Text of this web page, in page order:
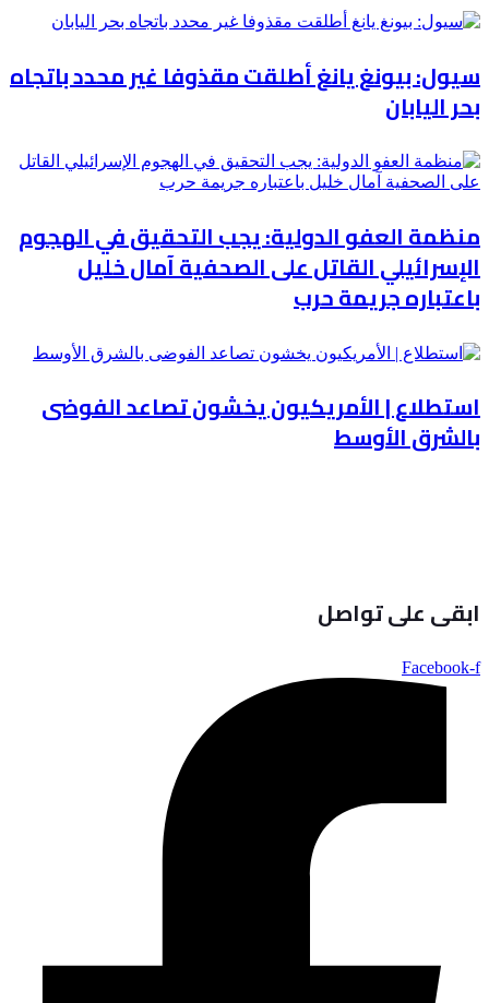
سيول: بيونغ يانغ أطلقت مقذوفا غير محدد باتجاه
بحر اليابان
منظمة العفو الدولية: يجب التحقيق في الهجوم
الإسرائيلي القاتل على الصحفية آمال خليل
باعتباره جريمة حرب
استطلاع | الأمريكيون يخشون تصاعد الفوضى
بالشرق الأوسط
ابقى على تواصل
Facebook-f